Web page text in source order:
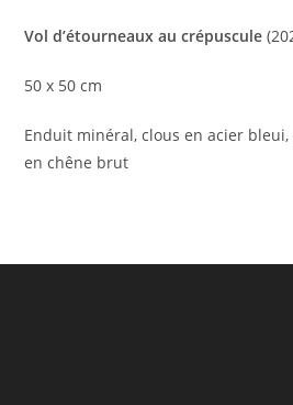
Vol d’étourneaux au crépuscule
50 x 50 cm
Enduit minéral, clous en acier
en chêne brut